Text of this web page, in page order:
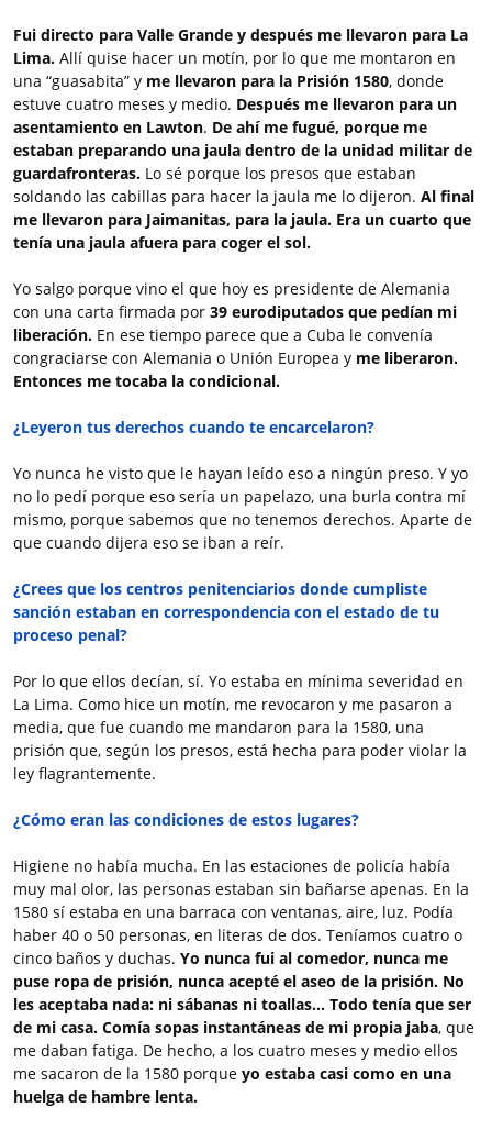
Fui directo para Valle Grande y después me llevaron para La
Lima. Allí quise hacer un motín, por lo que me montaron en
una “guasabita” y me llevaron para la Prisión 1580, donde
estuve cuatro meses y medio. Después me llevaron para un
asentamiento en Lawton. De ahí me fugué, porque me
estaban preparando una jaula dentro de la unidad militar de
guardafronteras. Lo sé porque los presos que estaban
soldando las cabillas para hacer la jaula me lo dijeron. Al final
me llevaron para Jaimanitas, para la jaula. Era un cuarto que
tenía una jaula afuera para coger el sol.
Yo salgo porque vino el que hoy es presidente de Alemania
con una carta firmada por 39 eurodiputados que pedían mi
liberación. En ese tiempo parece que a Cuba le convenía
congraciarse con Alemania o Unión Europea y me liberaron.
Entonces me tocaba la condicional.
¿Leyeron tus derechos cuando te encarcelaron?
Yo nunca he visto que le hayan leído eso a ningún preso. Y yo
no lo pedí porque eso sería un papelazo, una burla contra mí
mismo, porque sabemos que no tenemos derechos. Aparte de
que cuando dijera eso se iban a reír.
¿Crees que los centros penitenciarios donde cumpliste
sanción estaban en correspondencia con el estado de tu
proceso penal?
Por lo que ellos decían, sí. Yo estaba en mínima severidad en
La Lima. Como hice un motín, me revocaron y me pasaron a
media, que fue cuando me mandaron para la 1580, una
prisión que, según los presos, está hecha para poder violar la
ley flagrantemente.
¿Cómo eran las condiciones de estos lugares?
Higiene no había mucha. En las estaciones de policía había
muy mal olor, las personas estaban sin bañarse apenas. En la
1580 sí estaba en una barraca con ventanas, aire, luz. Podía
haber 40 o 50 personas, en literas de dos. Teníamos cuatro o
cinco baños y duchas. Yo nunca fui al comedor, nunca me
puse ropa de prisión, nunca acepté el aseo de la prisión. No
les aceptaba nada: ni sábanas ni toallas… Todo tenía que ser
de mi casa. Comía sopas instantáneas de mi propia jaba, que
me daban fatiga. De hecho, a los cuatro meses y medio ellos
me sacaron de la 1580 porque yo estaba casi como en una
huelga de hambre lenta.